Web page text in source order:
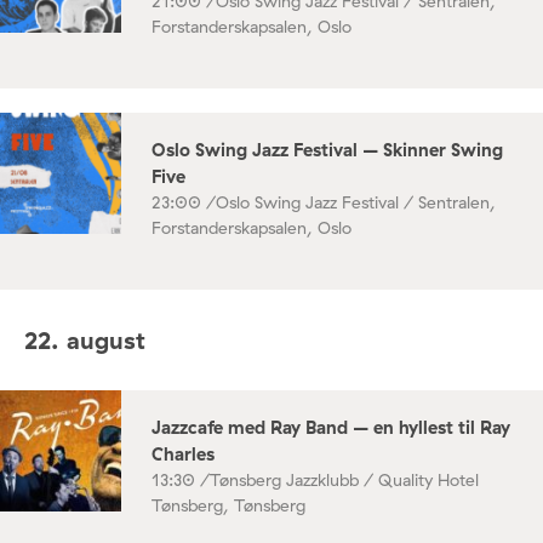
Forstanderskapsalen, Oslo
Oslo Swing Jazz Festival – Skinner Swing
Five
23:00 /Oslo Swing Jazz Festival / Sentralen,
Forstanderskapsalen, Oslo
22. august
Jazzcafe med Ray Band – en hyllest til Ray
Charles
13:30 /Tønsberg Jazzklubb / Quality Hotel
Tønsberg, Tønsberg